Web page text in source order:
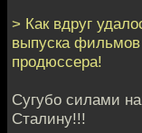
> Как вдруг
выпуска фильмов
продюссера!
Сугубо силами
Сталину!!!